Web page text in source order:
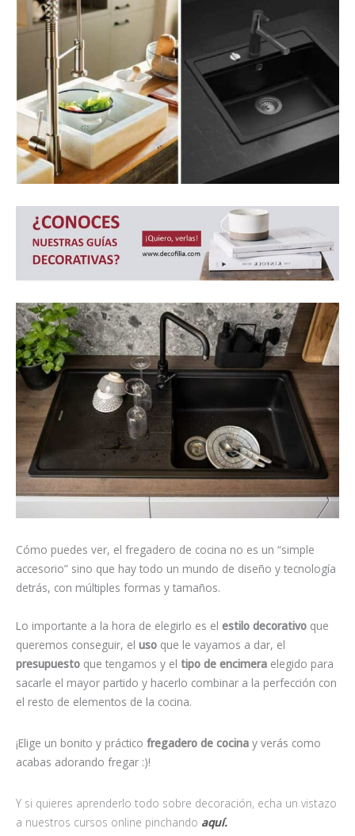
Cómo puedes ver, el fregadero de cocina no es un “simple
accesorio” sino que hay todo un mundo de diseño y tecnología
detrás, con múltiples formas y tamaños.
Lo importante a la hora de elegirlo es el estilo decorativo que
queremos conseguir, el uso que le vayamos a dar, el
presupuesto que tengamos y el tipo de encimera elegido para
sacarle el mayor partido y hacerlo combinar a la perfección con
el resto de elementos de la cocina.
¡Elige un bonito y práctico fregadero de cocina y verás como
acabas adorando fregar :)!
Y si quieres aprenderlo todo sobre decoración, echa un vistazo
a nuestros cursos online pinchando aquí.